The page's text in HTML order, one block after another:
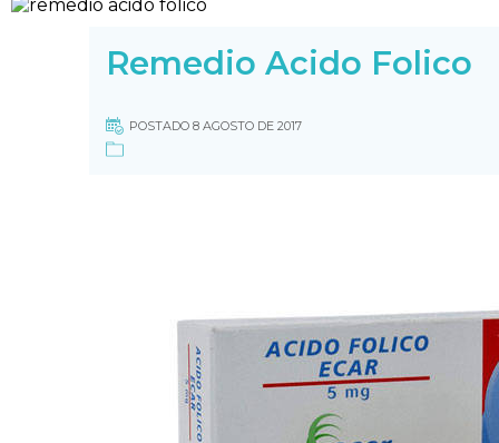
Remedio Acido Folico
POSTADO 8 AGOSTO DE 2017